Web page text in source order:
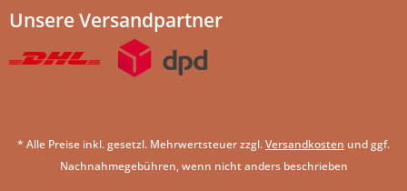
Unsere Versandpartner
* Alle Preise inkl. gesetzl. Mehrwertsteuer zzgl.Versandkosten und ggf.
Nachnahmegebühren, wenn nicht anders beschrieben